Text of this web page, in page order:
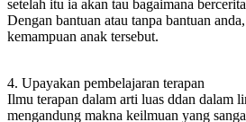
setelah itu ia akan tau bagaimana
Dengan bantuan atau tanpa bantuan
kemampuan anak tersebut.
4. Upayakan pembelajaran terapan
Ilmu terapan dalam arti luas ddan dalam
mengandung makna keilmuan yang